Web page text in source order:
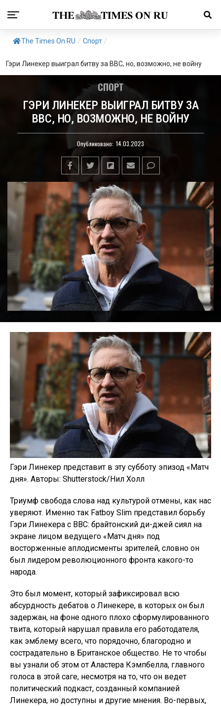
The Times On RU / Спорт /
Гэри Линекер выиграл битву за BBC, но, возможно, не войну
СПОРТ
ГЭРИ ЛИНЕКЕР ВЫИГРАЛ БИТВУ ЗА
BBC, НО, ВОЗМОЖНО, НЕ ВОЙНУ
Опубликовано: 14.03.2023
Гэри Линекер представит в эту субботу эпизод «Матч
дня». Авторы: Shutterstock/Нил Холл
Триумф свобода слова над культурой отмены, как нас
уверяют. Именно так Fatboy Slim представил борьбу
Гэри Линекера с BBC: брайтонский ди-джей сиял на
экране лицом ведущего «Матч дня» под
восторженные аплодисменты зрителей, словно он
был лидером революционного фронта какого-то
народа.
Это был момент, который зафиксировал всю
абсурдность дебатов о Линекере, в которых он был
задержан, на фоне одного плохо сформулированного
твита, который нарушал правила его работодателя,
как эмблему всего, что порядочно, благородно и
сострадательно в Британское общество. Не то чтобы
вы узнали об этом от Аластера Кэмпбелла, главного
голоса в этой саге, несмотря на то, что он ведет
политический подкаст, созданный компанией
Линекера, но доступны и другие мнения. Во-первых,